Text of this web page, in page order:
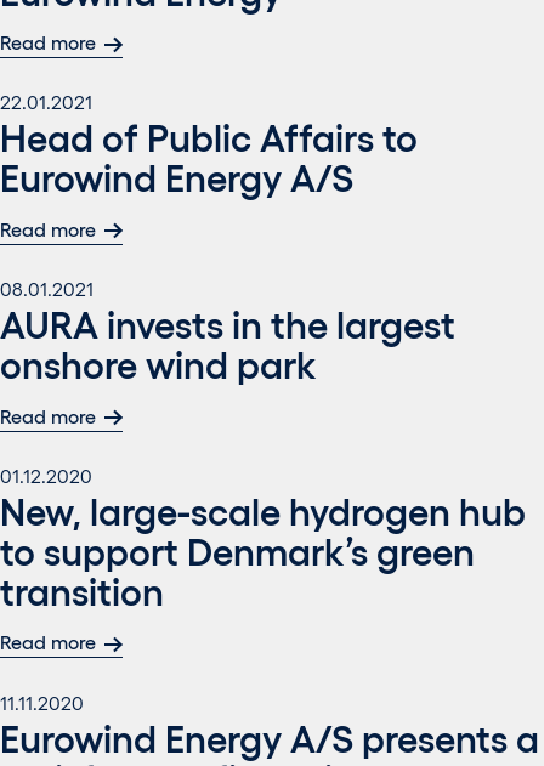
Read more
22.01.2021
Head of Public Affairs to
Eurowind Energy A/S
Read more
08.01.2021
AURA invests in the largest
onshore wind park
Read more
01.12.2020
New, large-scale hydrogen hub
to support Denmark’s green
transition
Read more
11.11.2020
Eurowind Energy A/S presents a